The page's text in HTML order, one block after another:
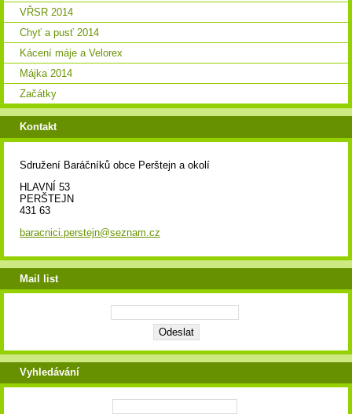
VŘSR 2014
Chyť a pusť 2014
Kácení máje a Velorex
Májka 2014
Začátky
Kontakt
Sdružení Baráčníků obce Perštejn a okolí
HLAVNÍ 53
PERŠTEJN
431 63
baracnici.perstejn@seznam.cz
Mail list
Vyhledávání